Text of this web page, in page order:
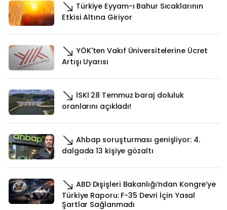
Türkiye Eyyam-ı Bahur Sıcaklarının
Etkisi Altına Giriyor
YÖK'ten Vakıf Üniversitelerine Ücret
Artışı Uyarısı
İSKİ 28 Temmuz baraj doluluk
oranlarını açıkladı!
Ahbap soruşturması genişliyor: 4.
dalgada 13 kişiye gözaltı
ABD Dışişleri Bakanlığı’ndan Kongre’ye
Türkiye Raporu: F-35 Devri İçin Yasal
Şartlar Sağlanmadı